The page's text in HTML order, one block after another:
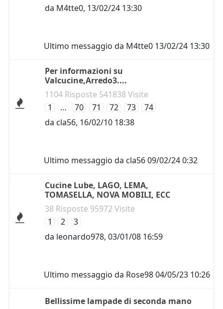
da M4tte0, 13/02/24 13:30
Ultimo messaggio da M4tte0 13/02/24 13:30
Per informazioni su
Valcucine,Arredo3....
1104 Risposte 541838 Visite
1
… 70 71 72 73
74
da cla56, 16/02/10 18:38
Ultimo messaggio da cla5609/02/24 0:32
Cucine Lube, LAGO, LEMA,
TOMASELLA, NOVA MOBILI, ECC
38 Risposte 95972 Visite
1
2
3
da leonardo978, 03/01/08 16:59
Ultimo messaggio da Rose9804/05/23 10:26
Bellissime lampade di seconda mano